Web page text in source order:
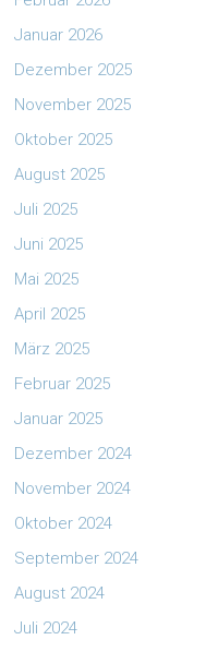
Januar 2026
Dezember 2025
November 2025
Oktober 2025
August 2025
Juli 2025
Juni 2025
Mai 2025
April 2025
März 2025
Februar 2025
Januar 2025
Dezember 2024
November 2024
Oktober 2024
September 2024
August 2024
Juli 2024